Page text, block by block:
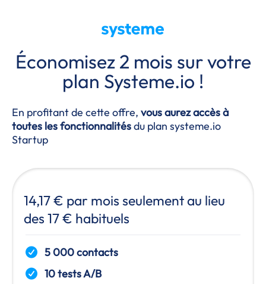
Économisez 2 mois sur votre
plan Systeme.io !
En profitant de cette offre, vous aurez accès à
toutes les fonctionnalitésdu plan systeme.io
Startup
14,17 € par mois seulement au lieu
des 17 € habituels
5 000 contacts
10 tests A/B